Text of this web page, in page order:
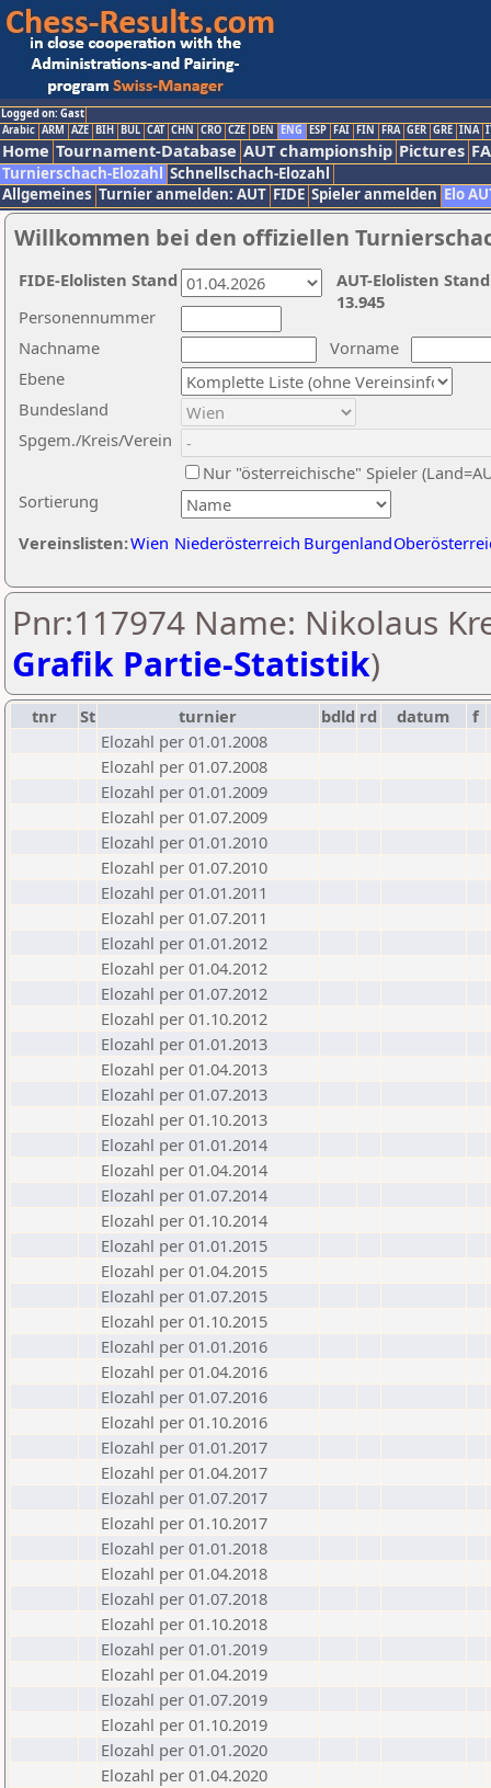
Logged on: Gast
Arabic ARM AZE BIH BUL CAT CHN CRO CZE DEN ENG ESP FAI FIN FRA GER GRE INA
Home Tournament-Database AUT championship Pictures
Turnierschach-Elozahl Schnellschach-Elozahl
Allgemeines Turnier anmelden: AUT FIDE Spieler anmelden Elo
Willkommen bei den offiziellen
Nachname
Vorname
Ebene
Sortierung
Personennummer
Bundesland
Spgem./Kreis/Verein
Nur "österreichische" Spieler
Vereinslisten:Wien Niederösterreich Burgenland
AUT-Elolisten
13.945
FIDE-Elolisten Stand
Pnr:117974 Name: Nikolaus
Grafik Partie-Statistik)
tnr St turnier bdld rd datum
f
Elozahl per 01.01.2008
Elozahl per 01.07.2008
Elozahl per 01.01.2009
Elozahl per 01.07.2009
Elozahl per 01.01.2010
Elozahl per 01.07.2010
Elozahl per 01.01.2011
Elozahl per 01.07.2011
Elozahl per 01.01.2012
Elozahl per 01.04.2012
Elozahl per 01.07.2012
Elozahl per 01.10.2012
Elozahl per 01.01.2013
Elozahl per 01.04.2013
Elozahl per 01.07.2013
Elozahl per 01.10.2013
Elozahl per 01.01.2014
Elozahl per 01.04.2014
Elozahl per 01.07.2014
Elozahl per 01.10.2014
Elozahl per 01.01.2015
Elozahl per 01.04.2015
Elozahl per 01.07.2015
Elozahl per 01.10.2015
Elozahl per 01.01.2016
Elozahl per 01.04.2016
Elozahl per 01.07.2016
Elozahl per 01.10.2016
Elozahl per 01.01.2017
Elozahl per 01.04.2017
Elozahl per 01.07.2017
Elozahl per 01.10.2017
Elozahl per 01.01.2018
Elozahl per 01.04.2018
Elozahl per 01.07.2018
Elozahl per 01.10.2018
Elozahl per 01.01.2019
Elozahl per 01.04.2019
Elozahl per 01.07.2019
Elozahl per 01.10.2019
Elozahl per 01.01.2020
Elozahl per 01.04.2020